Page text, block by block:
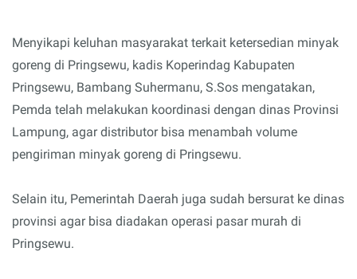
Menyikapi keluhan masyarakat terkait ketersedian minyak
goreng di Pringsewu, kadis Koperindag Kabupaten
Pringsewu, Bambang Suhermanu, S.Sos mengatakan,
Pemda telah melakukan koordinasi dengan dinas Provinsi
Lampung, agar distributor bisa menambah volume
pengiriman minyak goreng di Pringsewu.
Selain itu, Pemerintah Daerah juga sudah bersurat ke dinas
provinsi agar bisa diadakan operasi pasar murah di
Pringsewu.